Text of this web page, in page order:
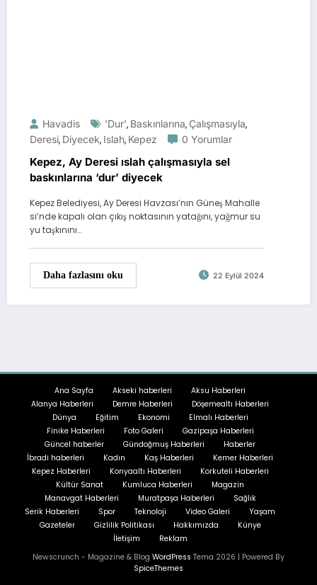
Havadis ’Dur’, Baskınlarına, Çalışmasıyla,
Deresi, Diyecek, Islah, Kepez 0 Yorumlar
Kepez, Ay Deresi ıslah çalışmasıyla sel
baskınlarına ‘dur’ diyecek
Kepez Belediyesi, Ay Deresi Havzası’nın Güneş Mahalle
si’nde kapalı olan çıkış noktasının yatağını, yağmur su
yu taşkınını…
Daha fazlasını oku 22 Eylül 2024
Ana Sayfa Akseki haberleri
Aksu Haberleri
Alanya Haberleri
Demre Haberleri
Döşemealtı Haberleri
Dünya
Eğitim Ekonomi
Elmalı Haberleri
Finike Haberleri
Foto Galeri
Gazipaşa Haberleri
Güncel haberler
Gündoğmuş Haberleri
Haberler
İbradi haberleri
Kadın Kaş Haberleri
Kemer Haberleri
Kepez Haberleri
Konyaaltı Haberleri
Korkuteli Haberleri
Kültür Sanat
Kumluca Haberleri
Magazin
Manavgat Haberleri
Muratpaşa Haberleri
Sağlık
Serik Haberleri
Spor Teknoloji Video Galeri
Yaşam
Gazeteler
Gizlilik Politikası Hakkımızda
Künye
İletişim
Reklam
Newscrunch - Magazine & Blog WordPress Tema 2026 | Powered By
SpiceThemes